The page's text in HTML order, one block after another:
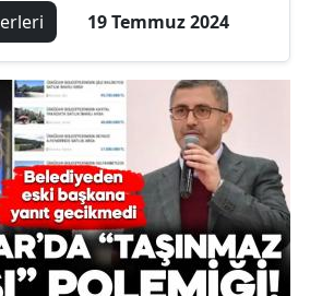
19 Temmuz 2024